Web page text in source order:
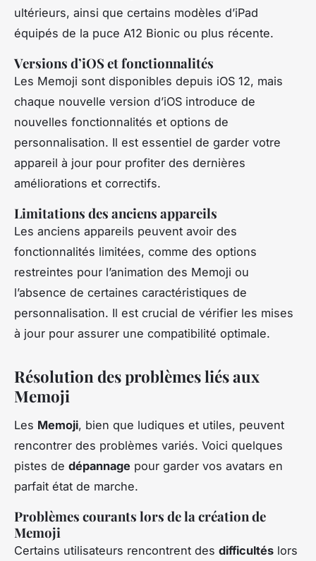
ultérieurs, ainsi que certains modèles d’iPad
équipés de la puce A12 Bionic ou plus récente.
Versions d’iOS et fonctionnalités
Les Memoji sont disponibles depuis iOS 12, mais
chaque nouvelle version d’iOS introduce de
nouvelles fonctionnalités et options de
personnalisation. Il est essentiel de garder votre
appareil à jour pour profiter des dernières
améliorations et correctifs.
Limitations des anciens appareils
Les anciens appareils peuvent avoir des
fonctionnalités limitées, comme des options
restreintes pour l’animation des Memoji ou
l’absence de certaines caractéristiques de
personnalisation. Il est crucial de vérifier les mises
à jour pour assurer une compatibilité optimale.
Résolution des problèmes liés aux
Memoji
Les Memoji, bien que ludiques et utiles, peuvent
rencontrer des problèmes variés. Voici quelques
pistes de dépannage pour garder vos avatars en
parfait état de marche.
Problèmes courants lors de la création de
Memoji
Certains utilisateurs rencontrent des difficultés lors